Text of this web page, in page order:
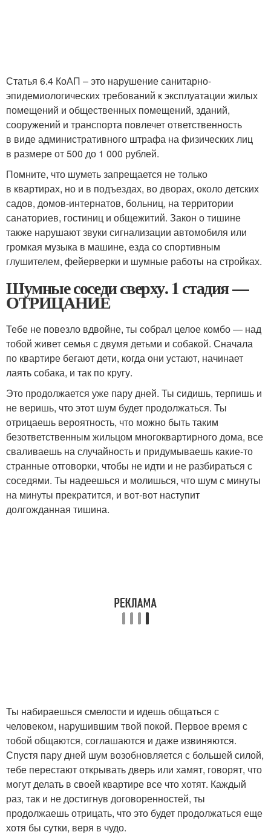
Статья 6.4 КоАП – это нарушение санитарно-
эпидемиологических требований к эксплуатации жилых
помещений и общественных помещений, зданий,
сооружений и транспорта повлечет ответственность
в виде административного штрафа на физических лиц
в размере от 500 до 1 000 рублей.
Помните, что шуметь запрещается не только
в квартирах, но и в подъездах, во дворах, около детских
садов, домов-интернатов, больниц, на территории
санаториев, гостиниц и общежитий. Закон о тишине
также нарушают звуки сигнализации автомобиля или
громкая музыка в машине, езда со спортивным
глушителем, фейерверки и шумные работы на стройках.
Шумные соседи сверху. 1 стадия —
ОТРИЦАНИЕ
Тебе не повезло вдвойне, ты собрал целое комбо — над
тобой живет семья с двумя детьми и собакой. Сначала
по квартире бегают дети, когда они устают, начинает
лаять собака, и так по кругу.
Это продолжается уже пару дней. Ты сидишь, терпишь и
не веришь, что этот шум будет продолжаться. Ты
отрицаешь вероятность, что можно быть таким
безответственным жильцом многоквартирного дома, все
сваливаешь на случайность и придумываешь какие-то
странные отговорки, чтобы не идти и не разбираться с
соседями. Ты надеешься и молишься, что шум с минуты
на минуты прекратится, и вот-вот наступит
долгожданная тишина.
Ты набираешься смелости и идешь общаться с
человеком, нарушившим твой покой. Первое время с
тобой общаются, соглашаются и даже извиняются.
Спустя пару дней шум возобновляется с большей силой,
тебе перестают открывать дверь или хамят, говорят, что
могут делать в своей квартире все что хотят. Каждый
раз, так и не достигнув договоренностей, ты
продолжаешь отрицать, что это будет продолжаться еще
хотя бы сутки, веря в чудо.